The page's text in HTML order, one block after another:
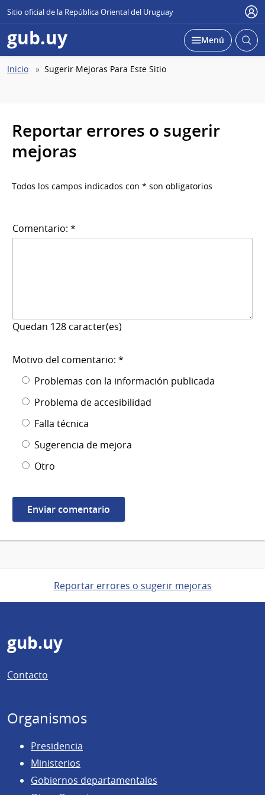
Sitio oficial de la República Oriental del Uruguay
gub.uy Abierta
Desplegar
Menú Abrir
Ruta
Inicio Sugerir Mejoras Para Este Sitio
Reportar errores o sugerir
mejoras
Todos los campos indicados con * son obligatorios
Comentario: *
Quedan 128 caracter(es)
Motivo del comentario: *
Problemas con la información publicada
Problema de accesibilidad
Falla técnica
Sugerencia de mejora
Otro
Reportar errores o sugerir mejoras
Pie
de
página
gub.uy
Contacto
Organismos
Presidencia
Ministerios
Gobiernos departamentales